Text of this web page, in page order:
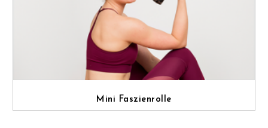
Mini Faszienrolle